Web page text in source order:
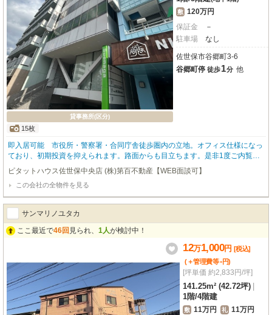
貸事務所(区分)
15枚
敷 120万円
保証金
－
駐車場
なし
佐世保市谷郷町3-6
谷郷町停 徒歩1分 他
即入居可能 市役所・警察署・合同庁舎徒歩圏内の立地。オフィス仕様になっ
ており、初期投資を抑えられます。路面からも目立ちます。是非1度ご内覧下
さい。
ピタットハウス佐世保中央店 (株)第百不動産【WEB面談可】
この会社の全物件を見る
サンマリノユタカ
ここ最近で46回 見られ、 1人が検討中！
12万1,000円 [税込]
(＋管理費等-円)
[坪単価 約2,833円/坪]
141.25m² (42.72坪)
1階/4階建
敷 11万円 礼 11万円